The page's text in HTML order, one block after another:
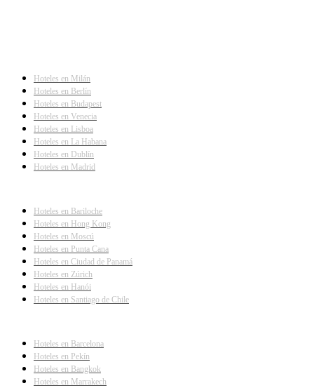
Hoteles en Milán
Hoteles en Berlín
Hoteles en Budapest
Hoteles en Venecia
Hoteles en Lisboa
Hoteles en La Habana
Hoteles en Dublín
Hoteles en Madrid
Hoteles en Bariloche
Hoteles en Hong Kong
Hoteles en Moscú
Hoteles en Punta Cana
Hoteles en Ciudad de Panamá
Hoteles en Zúrich
Hoteles en Hanói
Hoteles en Santiago de Chile
Hoteles en Barcelona
Hoteles en Pekín
Hoteles en Bangkok
Hoteles en Marrakech